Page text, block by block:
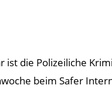
ist die Polizeiliche
beim Safer